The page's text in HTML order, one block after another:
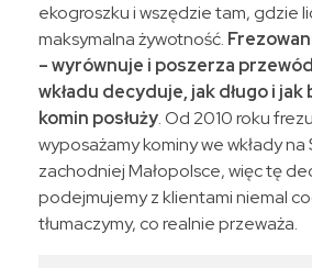
ekogroszku i wszędzie tam, gdzie
maksymalna żywotność.
– wyrównuje i poszerza
wkładu decyduje, jak długo i
komin posłuży. Od 2010 roku
wyposażamy kominy we wkłady na
zachodniej Małopolsce, więc tę
podejmujemy z klientami niemal
tłumaczymy, co realnie przeważa.